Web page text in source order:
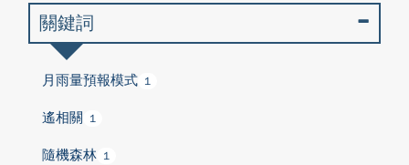
關鍵詞
月雨量預報模式 1
遙相關 1
隨機森林 1